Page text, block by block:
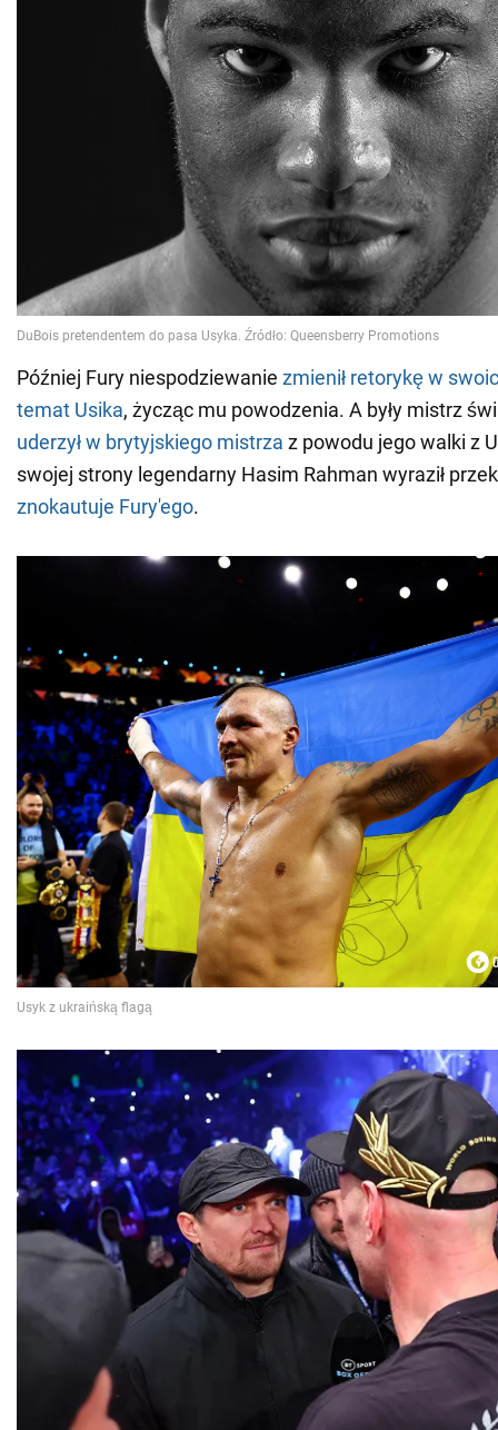
Później Fury niespodziewanie zmienił retorykę w
temat Usika, życząc mu powodzenia. A były mistrz
uderzył w brytyjskiego mistrza z powodu jego walki z
swojej strony legendarny Hasim Rahman wyraził
znokautuje Fury'ego.